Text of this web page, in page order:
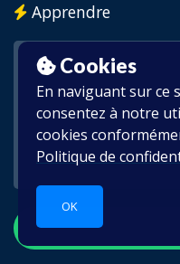
Cookies
En naviguant sur ce
consentez à notre
cookies
Politique de
OK
Apprendre
Cette vidéo est